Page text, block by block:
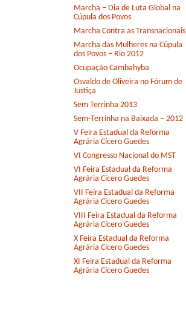
Marcha – Dia de Luta Global na
Cúpula dos Povos
Marcha Contra as Transnacionais
Marcha das Mulheres na Cúpula
dos Povos – Rio 2012
Ocupação Cambahyba
Osvaldo de Oliveira no Fórum de
Justiça
Sem Terrinha 2013
Sem-Terrinha na Baixada – 2012
V Feira Estadual da Reforma
Agrária Cícero Guedes
VI Congresso Nacional do MST
VI Feira Estadual da Reforma
Agrária Cícero Guedes
VII Feira Estadual da Reforma
Agrária Cícero Guedes
VIII Feira Estadual da Reforma
Agrária Cícero Guedes
X Feira Estadual da Reforma
Agrária Cícero Guedes
XI Feira Estadual da Reforma
Agrária Cícero Guedes